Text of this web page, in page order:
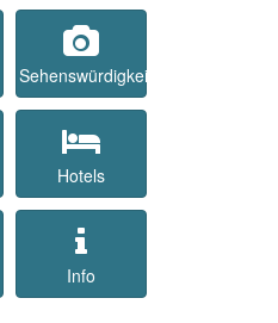
Sehenswürdigkeiten
Hotels
Info